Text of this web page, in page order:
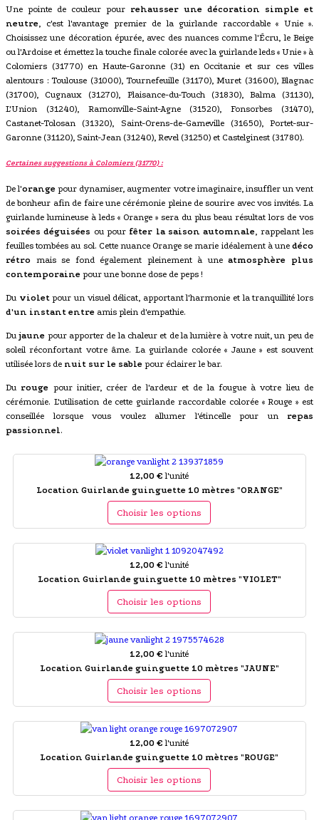
Une pointe de couleur pour rehausser une décoration simple et
neutre, c'est l'avantage premier de la guirlande raccordable « Unie ».
Choisissez une décoration épurée, avec des nuances comme l'Écru, le Beige
ou l'Ardoise et émettez la touche finale colorée avec la guirlande leds « Unie » à
Colomiers (31770) en Haute-Garonne (31) en Occitanie et sur ces villes
alentours : Toulouse (31000), Tournefeuille (31170), Muret (31600), Blagnac
(31700), Cugnaux (31270), Plaisance-du-Touch (31830), Balma (31130),
L'Union (31240), Ramonville-Saint-Agne (31520), Fonsorbes (31470),
Castanet-Tolosan (31320), Saint-Orens-de-Gameville (31650), Portet-sur-
Garonne (31120), Saint-Jean (31240), Revel (31250) et Castelginest (31780).
Certaines suggestions à Colomiers (31770) :
De l'orange pour dynamiser, augmenter votre imaginaire, insuffler un vent
de bonheur afin de faire une cérémonie pleine de sourire avec vos invités. La
guirlande lumineuse à leds « Orange » sera du plus beau résultat lors de vos
soirées déguisées ou pour fêter la saison automnale, rappelant les
feuilles tombées au sol. Cette nuance Orange se marie idéalement à une déco
rétro mais se fond également pleinement à uneatmosphère plus
contemporaine pour une bonne dose de peps !
Du violetpour un visuel délicat, apportant l'harmonie et la tranquillité lors
d'un instant entre amis plein d'empathie.
Dujaune pour apporter de la chaleur et de la lumière à votre nuit, un peu de
soleil réconfortant votre âme. La guirlande colorée « Jaune » est souvent
utilisée lors de nuit sur le sable pour éclairer le bar.
Du rouge pour initier, créer de l'ardeur et de la fougue à votre lieu de
cérémonie. L'utilisation de cette guirlande raccordable colorée « Rouge » est
conseillée lorsque vous voulez allumer l'étincelle pour un repas
passionnel.
12,00 € l'unité
Location Guirlande guinguette 10 mètres "ORANGE"
Choisir les options
12,00 € l'unité
Location Guirlande guinguette 10 mètres "VIOLET"
Choisir les options
12,00 € l'unité
Location Guirlande guinguette 10 mètres "JAUNE"
Choisir les options
12,00 € l'unité
Location Guirlande guinguette 10 mètres "ROUGE"
Choisir les options